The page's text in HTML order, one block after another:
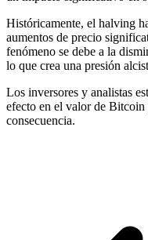
Históricamente, el halving
aumentos de precio
fenómeno se debe a la
lo que crea una presión
Los inversores y analistas
efecto en el valor de
consecuencia.